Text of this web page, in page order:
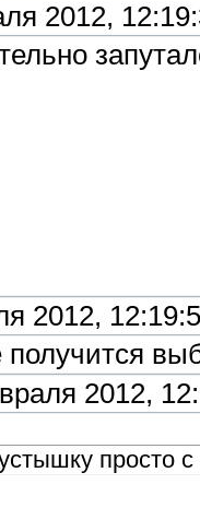
2012,
2012,
получится
2012,